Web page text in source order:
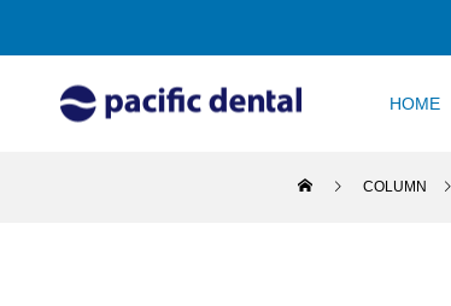
HOME
COLUMN